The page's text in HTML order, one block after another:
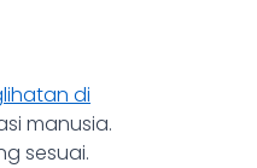
di
manusia.
sesuai.